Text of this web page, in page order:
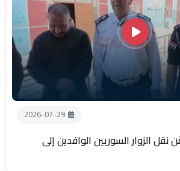
2026-07-29
الزوار السوريين الوافدين إلى